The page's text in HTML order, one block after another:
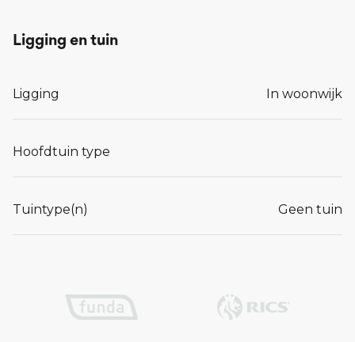
Ligging en tuin
Ligging In woonwijk
Hoofdtuin type
Tuintype(n) Geen tuin